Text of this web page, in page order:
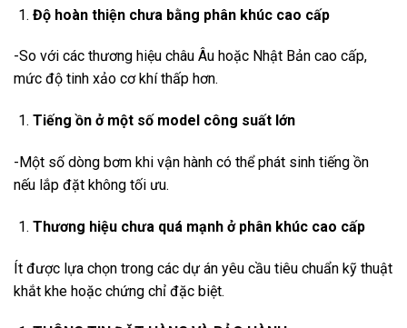
Độ hoàn thiện chưa bằng phân khúc cao cấp
-So với các thương hiệu châu Âu hoặc Nhật Bản cao cấp,
mức độ tinh xảo cơ khí thấp hơn.
Tiếng ồn ở một số model công suất lớn
-Một số dòng bơm khi vận hành có thể phát sinh tiếng ồn
nếu lắp đặt không tối ưu.
Thương hiệu chưa quá mạnh ở phân khúc cao cấp
Ít được lựa chọn trong các dự án yêu cầu tiêu chuẩn kỹ thuật
khắt khe hoặc chứng chỉ đặc biệt.